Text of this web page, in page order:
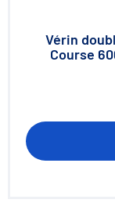
Vérin
Course